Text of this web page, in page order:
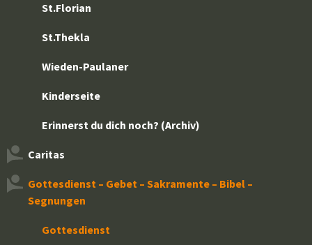
St.Florian
St.Thekla
Wieden-Paulaner
Kinderseite
Erinnerst du dich noch? (Archiv)
Caritas
Gottesdienst – Gebet – Sakramente – Bibel –
Segnungen
Gottesdienst